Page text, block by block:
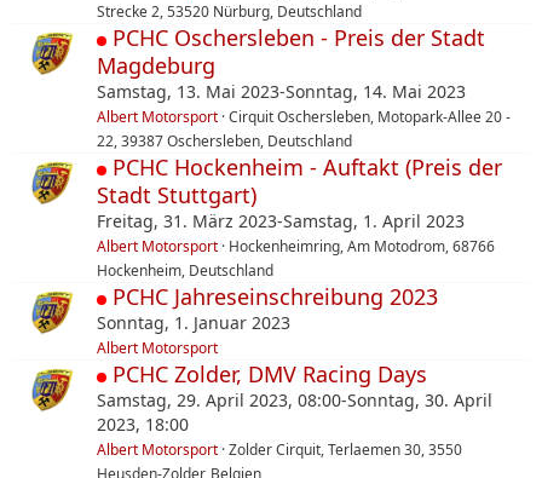
Strecke 2, 53520 Nürburg, Deutschland
PCHC Oschersleben - Preis der Stadt
Magdeburg
Samstag, 13. Mai 2023-Sonntag, 14. Mai 2023
Albert Motorsport Cirquit Oschersleben, Motopark-Allee 20 -
22, 39387 Oschersleben, Deutschland
PCHC Hockenheim - Auftakt (Preis der
Stadt Stuttgart)
Freitag, 31. März 2023-Samstag, 1. April 2023
Albert Motorsport Hockenheimring, Am Motodrom, 68766
Hockenheim, Deutschland
PCHC Jahreseinschreibung 2023
Sonntag, 1. Januar 2023
Albert Motorsport
PCHC Zolder, DMV Racing Days
Samstag, 29. April 2023, 08:00-Sonntag, 30. April
2023, 18:00
Albert Motorsport Zolder Cirquit, Terlaemen 30, 3550
Heusden-Zolder, Belgien